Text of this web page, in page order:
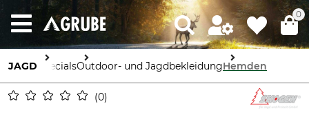
0
JAGD SpecialsOutdoor- und JagdbekleidungHemden
0